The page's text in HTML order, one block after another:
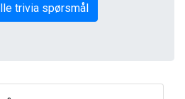
trivia spørsmål